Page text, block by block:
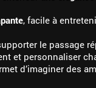
, facile à
le passage
et personnaliser
d’imaginer des